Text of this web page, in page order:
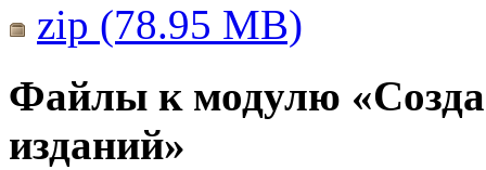
zip (78.95 MB)
Файлы к модулю
изданий»